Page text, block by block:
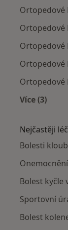
Ortopedové
Ortopedové
Ortopedové
Ortopedové
Ortopedové
Více (3)
Nejčastěji
Bolesti
Bolest kyčle
Sportovní
Bolest